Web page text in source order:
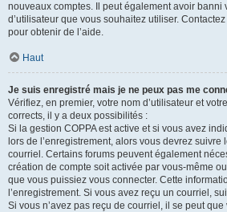
nouveaux comptes. Il peut également avoir banni
d’utilisateur que vous souhaitez utiliser.
pour obtenir de l’aide.
Haut
Je suis enregistré mais je ne peux pas me
Vérifiez, en premier, votre nom d’utilisateur et
corrects, il y a deux possibilités :
Si la gestion COPPA est active et si vous avez
lors de l’enregistrement, alors vous devrez
courriel. Certains forums peuvent également
création de compte soit activée par vous-même
que vous puissiez vous connecter. Cette
l’enregistrement. Si vous avez reçu un courriel,
Si vous n’avez pas reçu de courriel, il se peut